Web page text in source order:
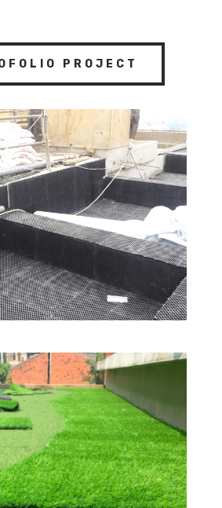
PROJECT